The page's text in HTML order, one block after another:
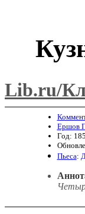
Lib.ru/
Ершов
Год:
Пьеса: